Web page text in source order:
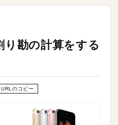
勘の計算をする
URLのコピー